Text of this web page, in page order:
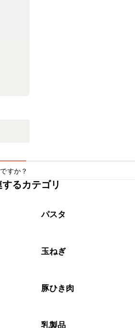
すか？
たてをお召し上がりいただくことをおす
るカテゴリ
パスタ
玉ねぎ
豚ひき肉
乳製品